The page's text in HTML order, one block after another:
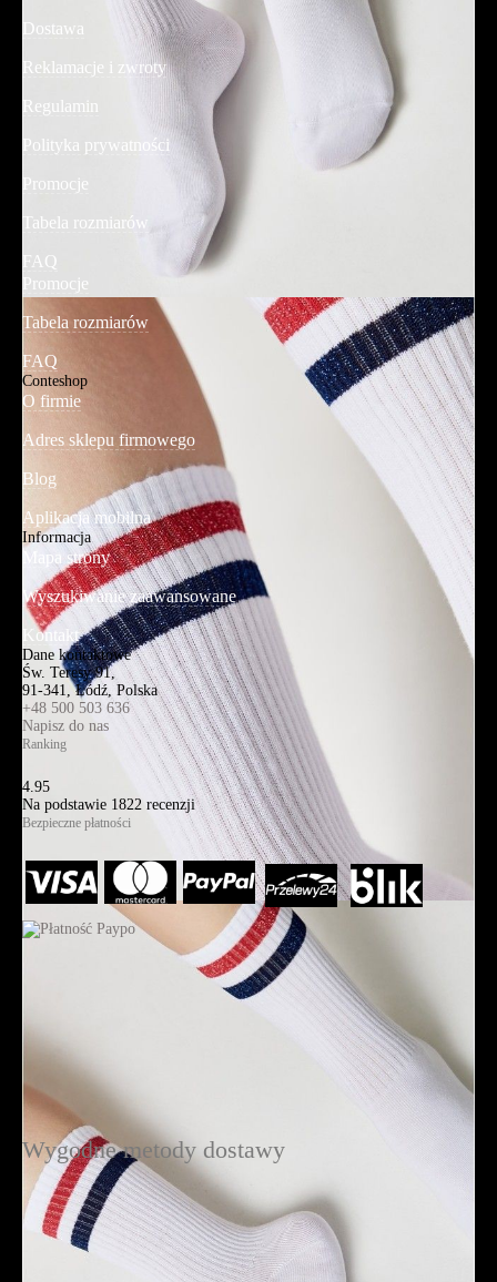
Dostawa
Reklamacje i zwroty
Regulamin
Polityka prywatności
Promocje
Tabela rozmiarów
FAQ
Promocje
Tabela rozmiarów
FAQ
Conteshop
O firmie
Adres sklepu firmowego
Blog
Aplikacja mobilna
Informacja
Mapa strony
Wyszukiwanie zaawansowane
Kontakt
Dane kontaktowe
Św. Teresy 91,
91-341, Łódź, Polska
+48 500 503 636
Napisz do nas
Ranking
4.95
Na podstawie 1822 recenzji
Bezpieczne płatności
Wygodne metody dostawy